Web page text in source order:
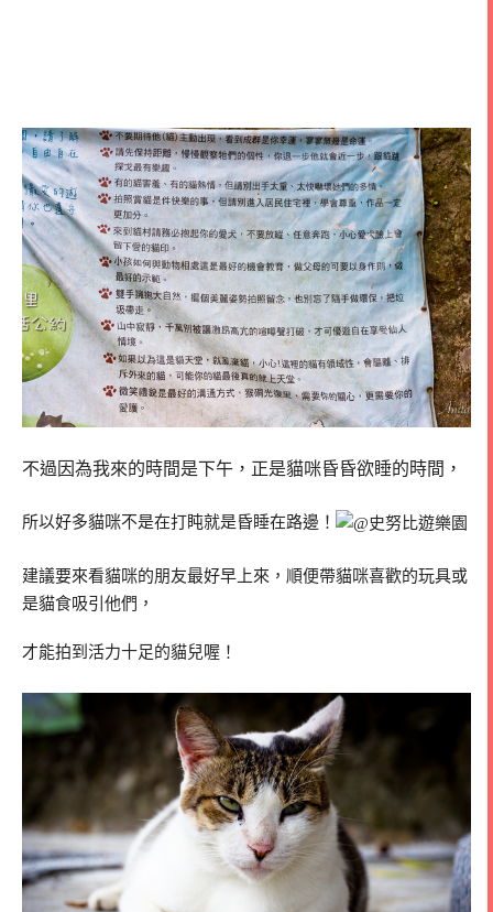
不過因為我來的時間是下午，正是貓咪昏昏欲睡的時間，
所以好多貓咪不是在打盹就是昏睡在路邊！
建議要來看貓咪的朋友最好早上來，順便帶貓咪喜歡的玩具或
是貓食吸引他們，
才能拍到活力十足的貓兒喔！